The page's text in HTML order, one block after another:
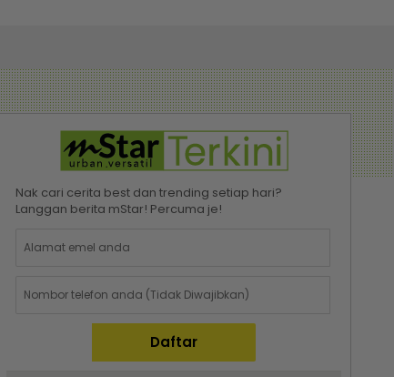
Nak cari cerita best dan trending setiap hari?
Langgan berita mStar! Percuma je!